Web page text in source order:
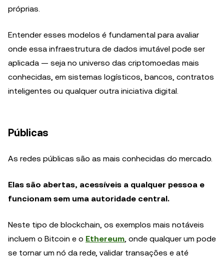
próprias.
Entender esses modelos é fundamental para avaliar
onde essa infraestrutura de dados imutável pode ser
aplicada — seja no universo das criptomoedas mais
conhecidas, em sistemas logísticos, bancos, contratos
inteligentes ou qualquer outra iniciativa digital.
Públicas
As redes públicas são as mais conhecidas do mercado.
Elas são abertas, acessíveis a qualquer pessoa e
funcionam sem uma autoridade central.
Neste tipo de blockchain, os exemplos mais notáveis
incluem o Bitcoin e o Ethereum , onde qualquer um pode
se tornar um nó da rede, validar transações e até